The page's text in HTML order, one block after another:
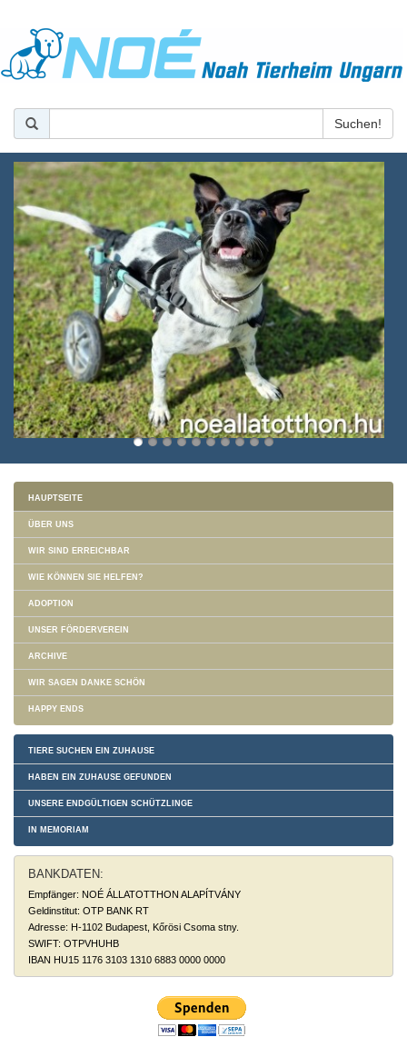
HAUPTSEITE
ÜBER UNS
WIR SIND ERREICHBAR
WIE KÖNNEN SIE HELFEN?
ADOPTION
UNSER FÖRDERVEREIN
ARCHIVE
WIR SAGEN DANKE SCHÖN
HAPPY ENDS
TIERE SUCHEN EIN ZUHAUSE
HABEN EIN ZUHAUSE GEFUNDEN
UNSERE ENDGÜLTIGEN SCHÜTZLINGE
IN MEMORIAM
BANKDATEN:
Empfänger: NOÉ ÁLLATOTTHON ALAPÍTVÁNY
Geldinstitut: OTP BANK RT
Adresse: H-1102 Budapest, Kőrösi Csoma stny.
SWIFT: OTPVHUHB
IBAN HU15 1176 3103 1310 6883 0000 0000